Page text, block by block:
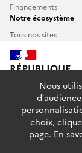
Financements
Notre écosystème
Tous nos sites
Nous
choix,
page. En